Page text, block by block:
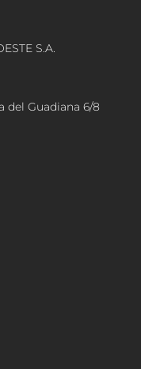
S.A.
del Guadiana 6/8